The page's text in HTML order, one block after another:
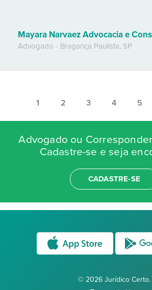
Mayara Narvaez Advocacia e
Advogado - Bragança Paulista, SP
1 2 3 4 5
Advogado ou
Cadastre-se e seja
CADASTRE-SE
© 2026 Jurídico Certo.